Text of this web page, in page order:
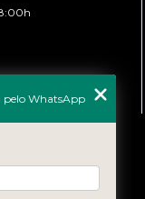
pelo WhatsApp